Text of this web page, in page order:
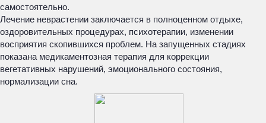
самостоятельно.
Лечение неврастении заключается в полноценном отдыхе,
оздоровительных процедурах, психотерапии, изменении
восприятия скопившихся проблем. На запущенных стадиях
показана медикаментозная терапия для коррекции
вегетативных нарушений, эмоционального состояния,
нормализации сна.